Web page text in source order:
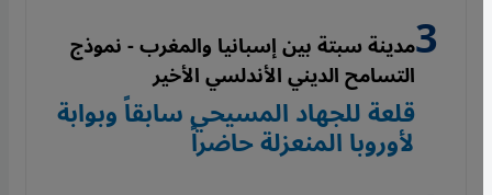
مدينة سبتة بين إسبانيا والمغرب - نموذج
التسامح الديني الأندلسي الأخير
قلعة للجهاد المسيحي سابقاً وبوابة
لأوروبا المنعزلة حاضراً